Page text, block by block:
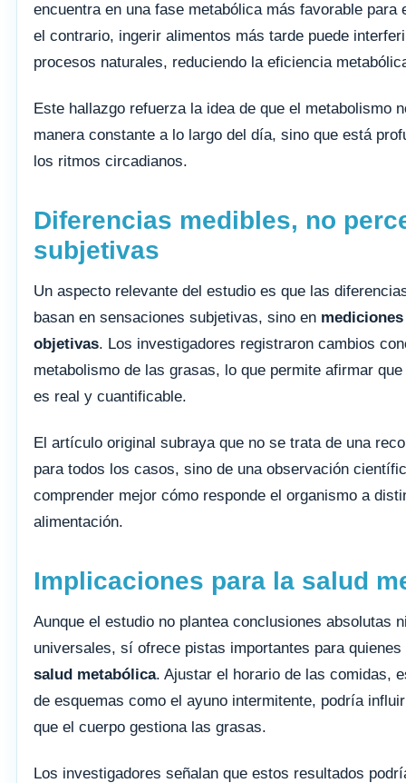
encuentra en una fase metabólica más favorable para
el contrario, ingerir alimentos más tarde puede
procesos naturales, reduciendo la eficiencia
Este hallazgo refuerza la idea de que el metabolismo
manera constante a lo largo del día, sino que está
los ritmos circadianos.
Diferencias medibles, no
subjetivas
Un aspecto relevante del estudio es que las
basan en sensaciones subjetivas, sino en
objetivas. Los investigadores registraron cambios
metabolismo de las grasas, lo que permite afirmar
es real y cuantificable.
El artículo original subraya que no se trata de una
para todos los casos, sino de una observación
comprender mejor cómo responde el organismo a
alimentación.
Implicaciones para la salud
Aunque el estudio no plantea conclusiones absolutas
universales, sí ofrece pistas importantes para
salud metabólica. Ajustar el horario de las comidas,
de esquemas como el ayuno intermitente, podría
que el cuerpo gestiona las grasas.
Los investigadores señalan que estos resultados